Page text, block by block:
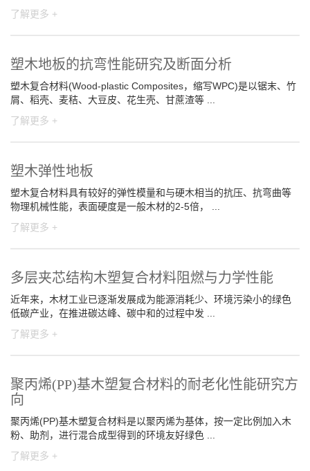
了解更多 +
塑木地板的抗弯性能研究及断面分析
塑木复合材料(Wood-plastic Composites，缩写WPC)是以锯末、竹
屑、稻壳、麦秸、大豆皮、花生壳、甘蔗渣等 ...
了解更多 +
塑木弹性地板
塑木复合材料具有较好的弹性模量和与硬木相当的抗压、抗弯曲等
物理机械性能，表面硬度是一般木材的2-5倍， ...
了解更多 +
多层夹芯结构木塑复合材料阻燃与力学性能
近年来，木材工业已逐渐发展成为能源消耗少、环境污染小的绿色
低碳产业，在推进碳达峰、碳中和的过程中发 ...
了解更多 +
聚丙烯(PP)基木塑复合材料的耐老化性能研究方
向
聚丙烯(PP)基木塑复合材料是以聚丙烯为基体，按一定比例加入木
粉、助剂，进行混合成型得到的环境友好绿色 ...
了解更多 +